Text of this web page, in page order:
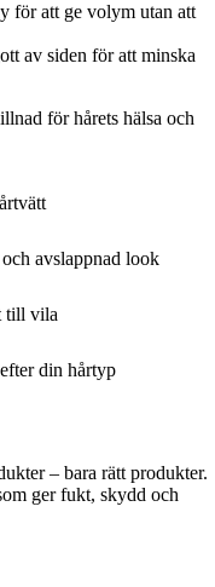
för att ge volym utan att
av siden för att minska
för hårets hälsa och
avslappnad look
till vila
din hårtyp
– bara rätt produkter.
ger fukt, skydd och